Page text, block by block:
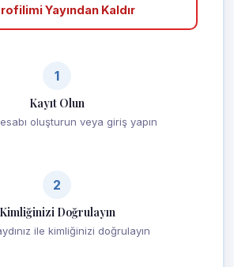
Yayından Kaldır
1
Kayıt Olun
oluşturun veya giriş yapın
2
Kimliğinizi Doğrulayın
ile kimliğinizi doğrulayın